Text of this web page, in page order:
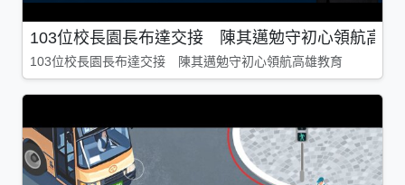
103位校長園長布達交接 陳其邁勉守初心領航高雄
103位校長園長布達交接 陳其邁勉守初心領航高雄教育